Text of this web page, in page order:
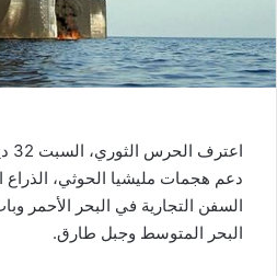
دعم هجمات مليشيا الحوثي، الذراع
السفن التجارية في البحر الأحمر
البحر المتوسط وجبل طارق.